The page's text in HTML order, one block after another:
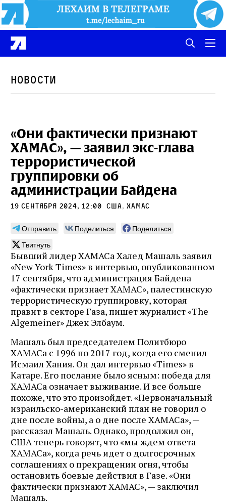
Новости
«Они фактически признают
ХАМАС», — заявил экс-глава
террористической
группировки об
администрации Байдена
19 сентября 2024, 12:00 сша,ХАМАС
Отправить Поделиться
Поделиться
Твитнуть
Бывший лидер ХАМАСа Халед Машаль заявил
«New York Times» в интервью, опубликованном
17 сентября, что администрация Байдена
«фактически признает ХАМАС», палестинскую
террористическую группировку, которая
правит в секторе Газа, пишет журналист «The
Algemeiner» Джек Элбаум.
Машаль был председателем Политбюро
ХАМАСа с 1996 по 2017 год, когда его сменил
Исмаил Хания. Он дал интервью «Times» в
Катаре. Его послание было ясным: победа для
ХАМАСа означает выживание. И все больше
похоже, что это произойдет. «Первоначальный
израильско-американский план не говорил о
дне после войны, а о дне после ХАМАСа», —
рассказал Машаль. Однако, продолжил он,
США теперь говорят, что «мы ждем ответа
ХАМАСа», когда речь идет о долгосрочных
соглашениях о прекращении огня, чтобы
остановить боевые действия в Газе. «Они
фактически признают ХАМАС», — заключил
Машаль.